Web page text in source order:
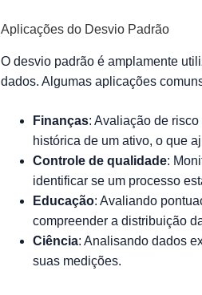
Aplicações do Desvio Padrão
O desvio padrão é amplamente
dados. Algumas aplicações
Finanças: Avaliação de
histórica de um ativo, o que
Controle de qualidade:
identificar se um processo
Educação: Avaliando
compreender a distribuição
Ciência: Analisando dados
suas medições.